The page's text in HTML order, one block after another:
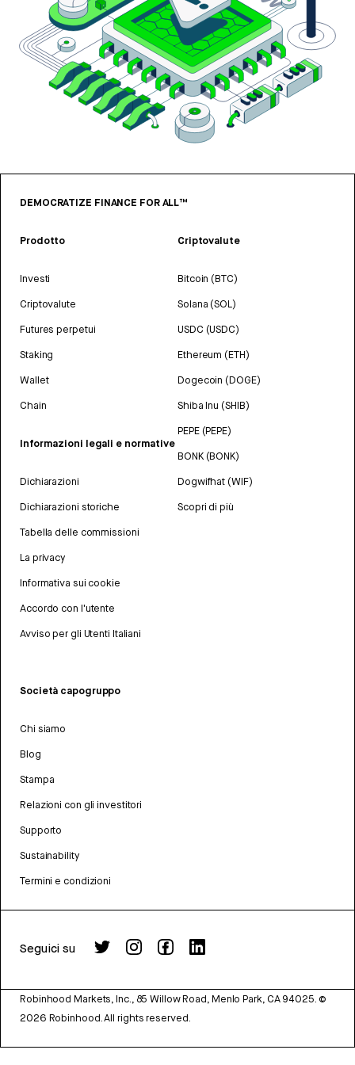
DEMOCRATIZE FINANCE FOR ALL™
Prodotto
Investi
Criptovalute
Futures perpetui
Staking
Wallet
Chain
Informazioni legali e normative
Dichiarazioni
Dichiarazioni storiche
Tabella delle commissioni
La privacy
Informativa sui cookie
Accordo con l'utente
Avviso per gli Utenti Italiani
Criptovalute
Bitcoin (BTC)
Solana (SOL)
USDC (USDC)
Ethereum (ETH)
Dogecoin (DOGE)
Shiba Inu (SHIB)
PEPE (PEPE)
BONK (BONK)
Dogwifhat (WIF)
Scopri di più
Società capogruppo
Chi siamo
Blog
Stampa
Relazioni con gli investitori
Supporto
Sustainability
Termini e condizioni
Seguici su
Robinhood Markets, Inc., 85 Willow Road, Menlo Park, CA 94025. ©
2026 Robinhood. All rights reserved.